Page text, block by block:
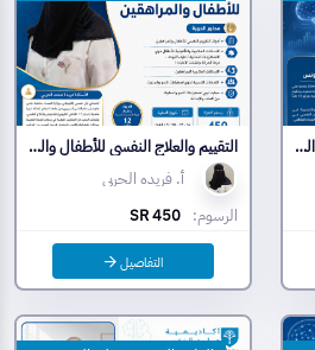
قياس النتائج العلاجية والممارسة المبنية على البيانات
التقييم والعلاج النفسي للأطفال والمراهقين
أ. فريده الحربي
الرسوم: SR 450
التفاصيل